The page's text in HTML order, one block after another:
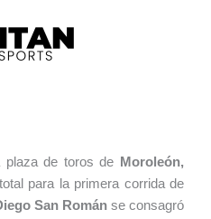
plaza de toros de
Moroleón,
para la primera corrida de
San Románse consagró